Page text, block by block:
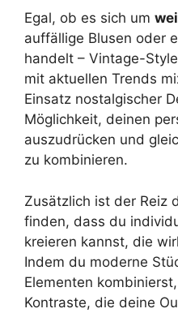
Egal, ob es sich um
auffällige Blusen oder
handelt – Vintage-
mit aktuellen Trends
Einsatz nostalgischer
Möglichkeit, deinen
auszudrücken und
zu kombinieren.
Zusätzlich ist der Reiz
finden, dass du
kreieren kannst, die
Indem du moderne
Elementen
Kontraste, die deine